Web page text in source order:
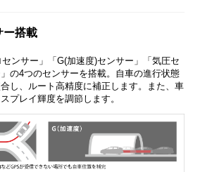
搭載
ンサー」「G(加速度)センサー」「気圧セ
の4つのセンサーを搭載。自車の進行状態
し、ルート高精度に補正します。また、車
プレイ輝度を調節します。